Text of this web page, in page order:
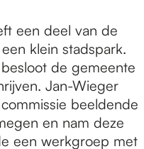
een deel van de
klein stadspark.
de gemeente
Jan-Wieger
beeldende
en nam deze
een werkgroep met